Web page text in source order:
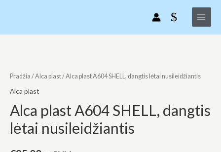
Main
Menu
Pradžia /Alca plast/ Alca plast A604 SHELL, dangtis lėtai nusileidžiantis
Alca plast
Alca plast A604 SHELL, dangtis
lėtai nusileidžiantis
Alca
plast
SHELL,
dangtis
nusileidžiantis
dangtis